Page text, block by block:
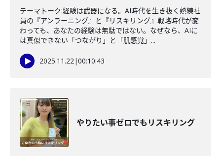
テーマトーク:経験は武器になる。AI時代を生き抜く熟練社
員の『アンラーニング』と『リスキリング』戦略時代が変
わっても、あなたの経験は無駄ではない。なぜなら、AIに
は真似できない「つながり」と「肌感覚」...
2025.11.22|00:10:43
やりたい事ゼロでもリスキリング